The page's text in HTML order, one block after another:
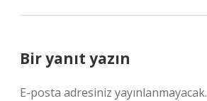
Bir yanıt yazın
E-posta adresiniz yayınlanmayacak.